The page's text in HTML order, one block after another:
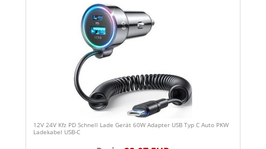
12V 24V Kfz PD Schnell Lade Gerät 60W Adapter USB Typ C Auto PKW
Ladekabel USB-C